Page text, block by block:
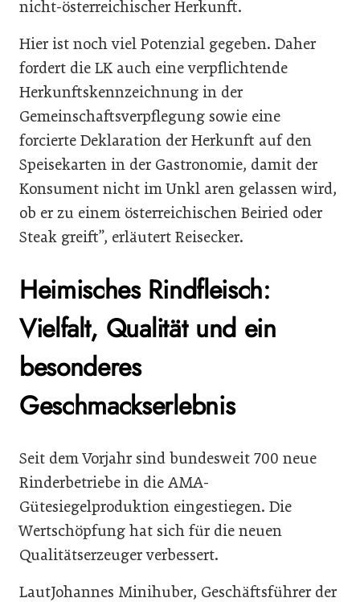
nicht-österreichischer Herkunft.
Hier ist noch viel Potenzial gegeben. Daher
fordert die LK auch eine verpflichtende
Herkunftskennzeichnung in der
Gemeinschaftsverpflegung sowie eine
forcierte Deklaration der Herkunft auf den
Speisekarten in der Gastronomie, damit der
Konsument nicht im Unkl aren gelassen wird,
ob er zu einem österreichischen Beiried oder
Steak greift”, erläutert Reisecker.
Heimisches Rindfleisch:
Vielfalt, Qualität und ein
besonderes
Geschmackserlebnis
Seit dem Vorjahr sind bundesweit 700 neue
Rinderbetriebe in die AMA-
Gütesiegelproduktion eingestiegen. Die
Wertschöpfung hat sich für die neuen
Qualitätserzeuger verbessert.
LautJohannes Minihuber, Geschäftsführer der